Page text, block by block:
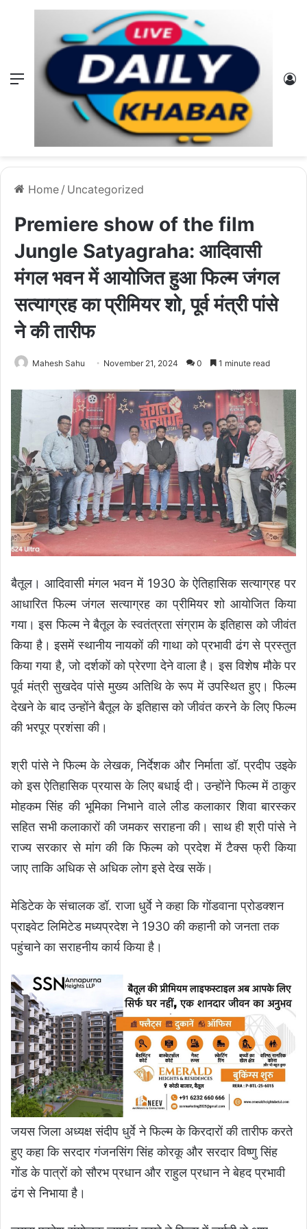
Menu
Home / Uncategorized
Premiere show of the film
Jungle Satyagraha: आदिवासी
मंगल भवन में आयोजित हुआ फिल्म जंगल
सत्याग्रह का प्रीमियर शो, पूर्व मंत्री पांसे
ने की तारीफ
Mahesh Sahu November 21, 2024 0 1 minute read
बैतूल। आदिवासी मंगल भवन में 1930 के ऐतिहासिक सत्याग्रह पर
आधारित फिल्म जंगल सत्याग्रह का प्रीमियर शो आयोजित किया
गया। इस फिल्म ने बैतूल के स्वतंत्रता संग्राम के इतिहास को जीवंत
किया है। इसमें स्थानीय नायकों की गाथा को प्रभावी ढंग से प्रस्तुत
किया गया है, जो दर्शकों को प्रेरणा देने वाला है। इस विशेष मौके पर
पूर्व मंत्री सुखदेव पांसे मुख्य अतिथि के रूप में उपस्थित हुए। फिल्म
देखने के बाद उन्होंने बैतूल के इतिहास को जीवंत करने के लिए फिल्म
की भरपूर प्रशंसा की।
श्री पांसे ने फिल्म के लेखक, निर्देशक और निर्माता डॉ. प्रदीप उइके
को इस ऐतिहासिक प्रयास के लिए बधाई दी। उन्होंने फिल्म में ठाकुर
मोहकम सिंह की भूमिका निभाने वाले लीड कलाकार शिवा बारस्कर
सहित सभी कलाकारों की जमकर सराहना की। साथ ही श्री पांसे ने
राज्य सरकार से मांग की कि फिल्म को प्रदेश में टैक्स फ्री किया
जाए ताकि अधिक से अधिक लोग इसे देख सकें।
मेडिटेक के संचालक डॉ. राजा धुर्वे ने कहा कि गोंडवाना प्रोडक्शन
प्राइवेट लिमिटेड मध्यप्रदेश ने 1930 की कहानी को जनता तक
पहुंचाने का सराहनीय कार्य किया है।
जयस जिला अध्यक्ष संदीप धुर्वे ने फिल्म के किरदारों की तारीफ करते
हुए कहा कि सरदार गंजनसिंग सिंह कोरकू और सरदार विष्णु सिंह
गोंड के पात्रों को सौरभ प्रधान और राहुल प्रधान ने बेहद प्रभावी
ढंग से निभाया है।